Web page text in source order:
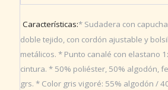
Características:* Sudadera con
doble tejido, con cordón ajustable y
metálicos. * Punto canalé con elastano
cintura. * 50% poliéster, 50% algodón,
grs. * Color gris vigoré: 55% algodón /